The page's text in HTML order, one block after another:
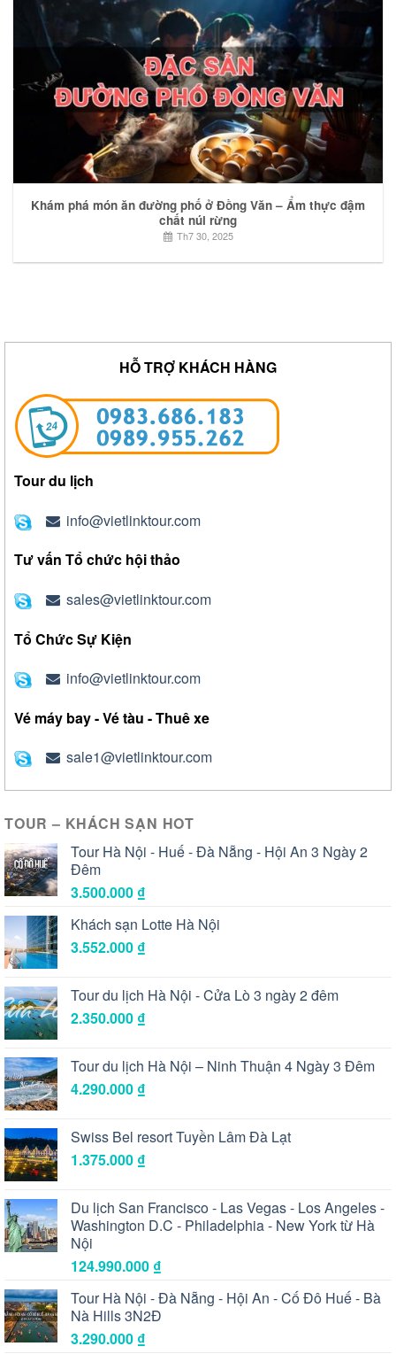
Khám phá món ăn đường phố ở Đồng Văn – Ẩm thực đậm
chất núi rừng
Th7 30, 2025
HỖ TRỢ KHÁCH HÀNG
Tour du lịch
info@vietlinktour.com
Tư vấn Tổ chức hội thảo
sales@vietlinktour.com
Tổ Chức Sự Kiện
info@vietlinktour.com
Vé máy bay - Vé tàu - Thuê xe
sale1@vietlinktour.com
TOUR – KHÁCH SẠN HOT
Tour Hà Nội - Huế - Đà Nẵng - Hội An 3 Ngày 2
Đêm
3.500.000 ₫
Khách sạn Lotte Hà Nội
3.552.000 ₫
Tour du lịch Hà Nội - Cửa Lò 3 ngày 2 đêm
2.350.000 ₫
Tour du lịch Hà Nội – Ninh Thuận 4 Ngày 3 Đêm
4.290.000 ₫
Swiss Bel resort Tuyền Lâm Đà Lạt
1.375.000 ₫
Du lịch San Francisco - Las Vegas - Los Angeles -
Washington D.C - Philadelphia - New York từ Hà
Nội
124.990.000 ₫
Tour Hà Nội - Đà Nẵng - Hội An - Cố Đô Huế - Bà
Nà Hills 3N2Đ
3.290.000 ₫